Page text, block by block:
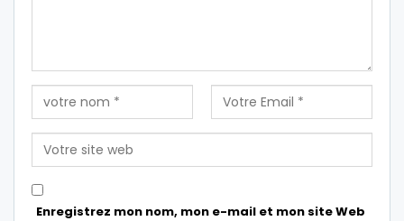
Enregistrez mon nom, mon e-mail et mon site Web